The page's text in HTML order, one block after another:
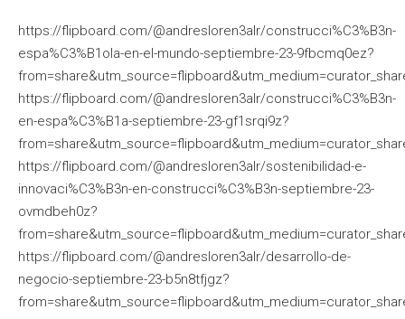
https://flipboard.com/@andresloren3alr/construcci%C3%B3n-
espa%C3%B1ola-en-el-mundo-septiembre-23-9fbcmq0ez?
https://flipboard.com/@andresloren3alr/construcci%C3%B3n-
en-espa%C3%B1a-septiembre-23-gf1srqi9z?
https://flipboard.com/@andresloren3alr/sostenibilidad-e-
innovaci%C3%B3n-en-construcci%C3%B3n-septiembre-23-
ovmdbeh0z?
https://flipboard.com/@andresloren3alr/desarrollo-de-
negocio-septiembre-23-b5n8tfjgz?